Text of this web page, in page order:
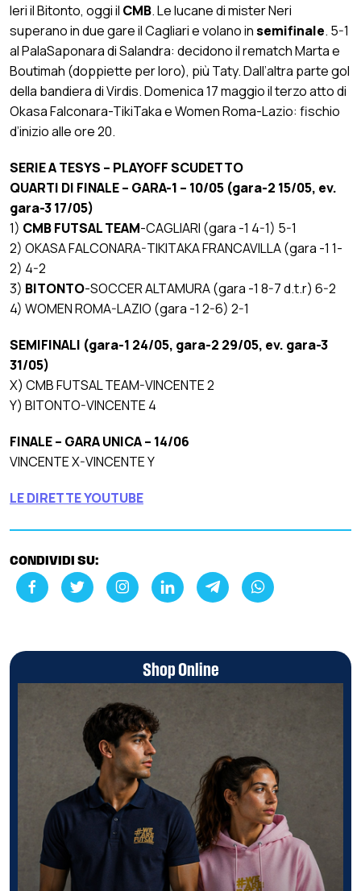
Ieri il Bitonto, oggi il CMB. Le lucane di mister Neri
superano in due gare il Cagliari e volano insemifinale. 5-1
al PalaSaponara di Salandra: decidono il rematch Marta e
Boutimah (doppiette per loro), più Taty. Dall’altra parte gol
della bandiera di Virdis. Domenica 17 maggio il terzo atto di
Okasa Falconara-TikiTaka e Women Roma-Lazio: fischio
d’inizio alle ore 20.
SERIE A TESYS – PLAYOFF SCUDETTO
QUARTI DI FINALE – GARA-1 – 10/05 (gara-2 15/05, ev.
gara-3 17/05)
1) CMB FUTSAL TEAM-CAGLIARI (gara -1 4-1) 5-1
2) OKASA FALCONARA-TIKITAKA FRANCAVILLA (gara -1 1-
2) 4-2
3) BITONTO-SOCCER ALTAMURA (gara -1 8-7 d.t.r) 6-2
4) WOMEN ROMA-LAZIO (gara -1 2-6) 2-1
SEMIFINALI (gara-1 24/05, gara-2 29/05, ev. gara-3
31/05)
X) CMB FUTSAL TEAM-VINCENTE 2
Y) BITONTO-VINCENTE 4
FINALE – GARA UNICA – 14/06
VINCENTE X-VINCENTE Y
LE DIRETTE YOUTUBE
CONDIVIDI SU:
Shop Online